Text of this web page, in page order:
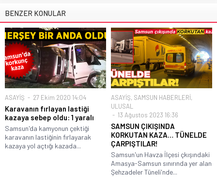
BENZER KONULAR
ASAYİŞ 27 Ekim 2020 14:04
Karavanın fırlayan lastiği
kazaya sebep oldu: 1 yaralı
Samsun'da kamyonun çektiği
karavanın lastiğinin fırlayarak
kazaya yol açtığı kazada...
ASAYİŞ, SAMSUN HABERLERİ,
ULUSAL
13 Ağustos 2023 16:36
SAMSUN ÇIKIŞINDA
KORKUTAN KAZA… TÜNELDE
ÇARPIŞTILAR!
Samsun'un Havza İlçesi çkışındaki
Amasya-Samsun sınırında yer alan
Şehzadeler Tüneli'nde...